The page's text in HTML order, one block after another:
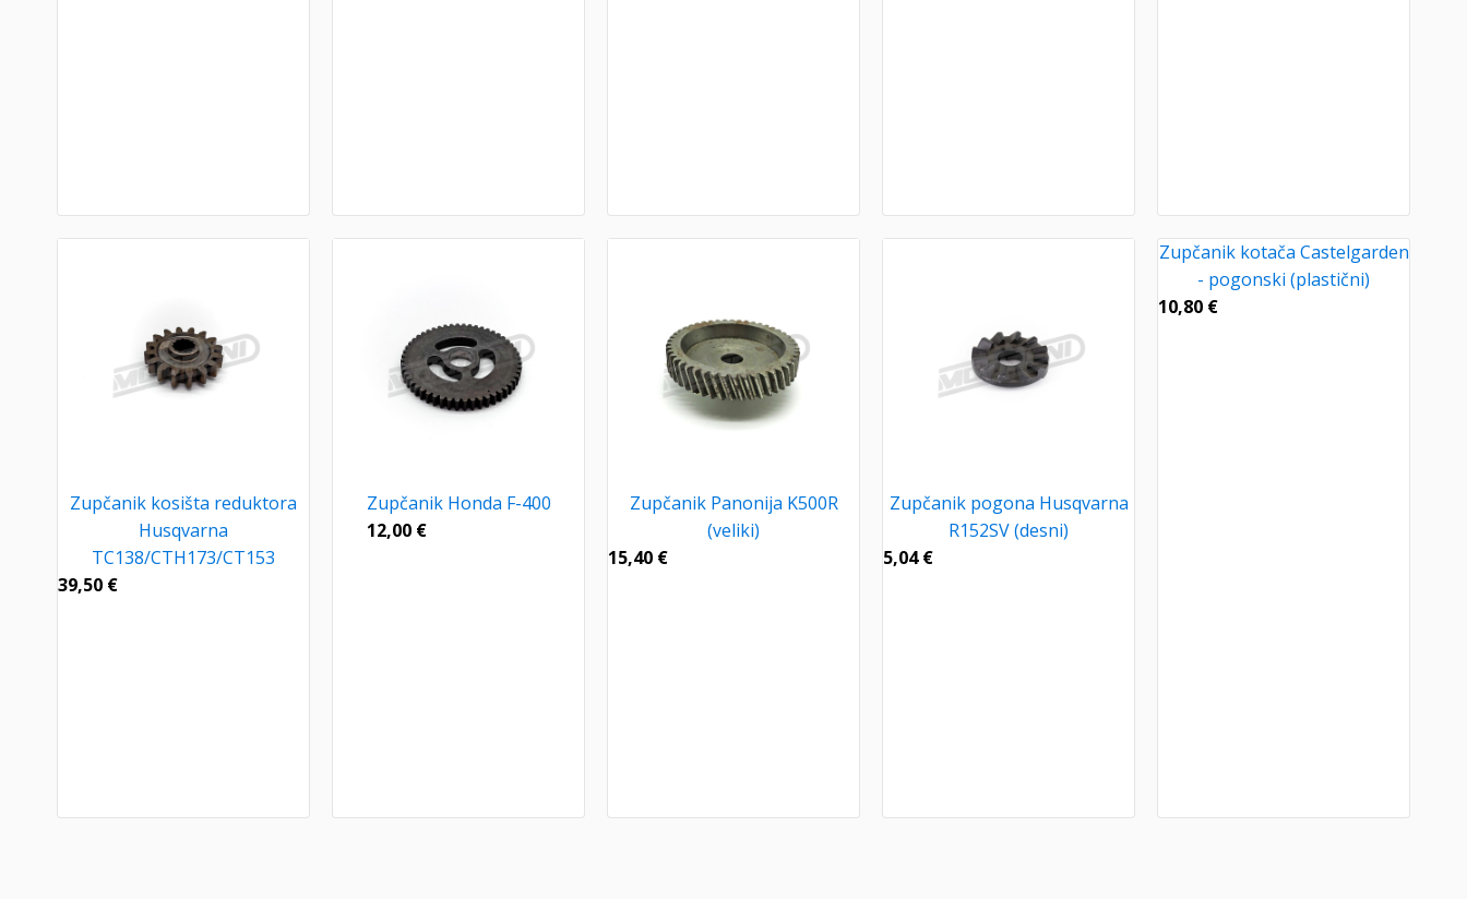
Zupčanik kosišta reduktora
Husqvarna
TC138/CTH173/CT153
39,50 €
Zupčanik Honda F-400
12,00 €
Zupčanik Panonija K500R
(veliki)
15,40 €
Zupčanik pogona Husqvarna
R152SV (desni)
5,04€
Zupčanik kotača Castelgarden
- pogonski (plastični)
10,80 €